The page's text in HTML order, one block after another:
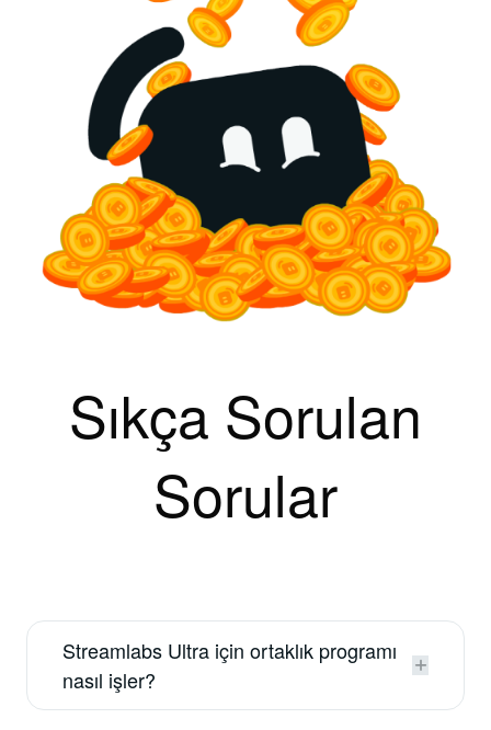
Sıkça Sorulan
Sorular
Streamlabs Ultra için ortaklık programı
nasıl işler?